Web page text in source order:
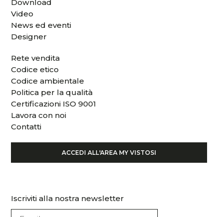
Download
Video
News ed eventi
Designer
Rete vendita
Codice etico
Codice ambientale
Politica per la qualità
Certificazioni ISO 9001
Lavora con noi
Contatti
ACCEDI ALL'AREA MY VISTOSI
Iscriviti alla nostra newsletter